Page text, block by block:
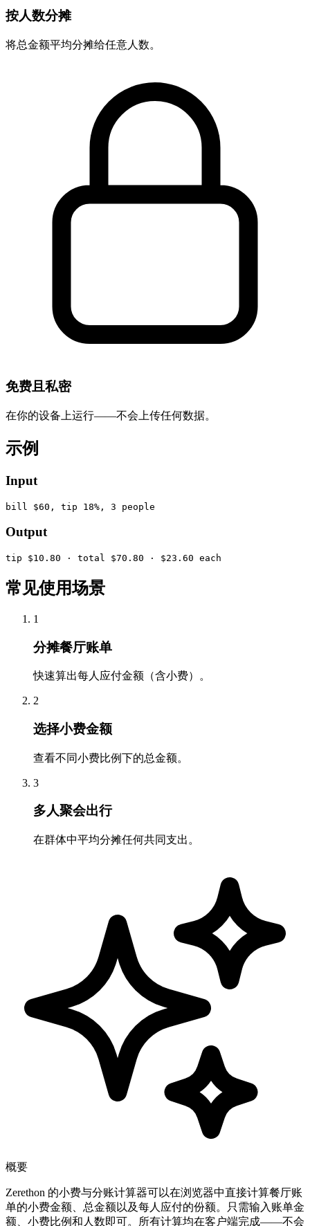
按人数分摊
将总金额平均分摊给任意人数。
免费且私密
在你的设备上运行——不会上传任何数据。
示例
Input
bill $60, tip 18%, 3 people
Output
tip $10.80 · total $70.80 · $23.60 each
常见使用场景
1
分摊餐厅账单
快速算出每人应付金额（含小费）。
2
选择小费金额
查看不同小费比例下的总金额。
3
多人聚会出行
在群体中平均分摊任何共同支出。
概要
Zerethon 的小费与分账计算器可以在浏览器中直接计算餐厅账
单的小费金额、总金额以及每人应付的份额。只需输入账单金
额、小费比例和人数即可。所有计算均在客户端完成——不会